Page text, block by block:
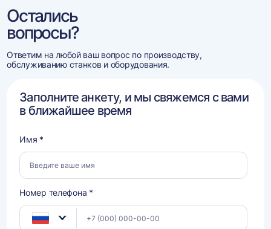
Остались
вопросы?
Ответим на любой ваш вопрос по производству,
обслуживанию станков и оборудования.
Заполните анкету, и мы свяжемся с вами
в ближайшее время
Имя *
Номер телефона *